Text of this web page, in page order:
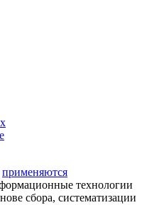
применяются
технологии
сбора, систематизации